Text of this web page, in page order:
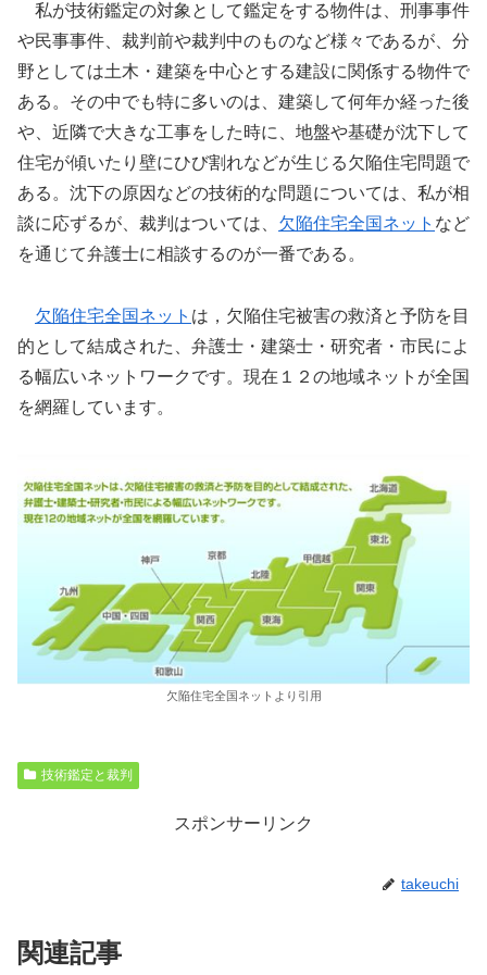
私が技術鑑定の対象として鑑定をする物件は、刑事事件
や民事事件、裁判前や裁判中のものなど様々であるが、分
野としては土木・建築を中心とする建設に関係する物件で
ある。その中でも特に多いのは、建築して何年か経った後
や、近隣で大きな工事をした時に、地盤や基礎が沈下して
住宅が傾いたり壁にひび割れなどが生じる欠陥住宅問題で
ある。沈下の原因などの技術的な問題については、私が相
談に応ずるが、裁判はついては、 欠陥住宅全国ネット など
を通じて弁護士に相談するのが一番である。
欠陥住宅全国ネット は，欠陥住宅被害の救済と予防を目
的として結成された、弁護士・建築士・研究者・市民によ
る幅広いネットワークです。現在１２の地域ネットが全国
を網羅しています。
欠陥住宅全国ネットより引用
技術鑑定と裁判
スポンサーリンク
takeuchi
関連記事